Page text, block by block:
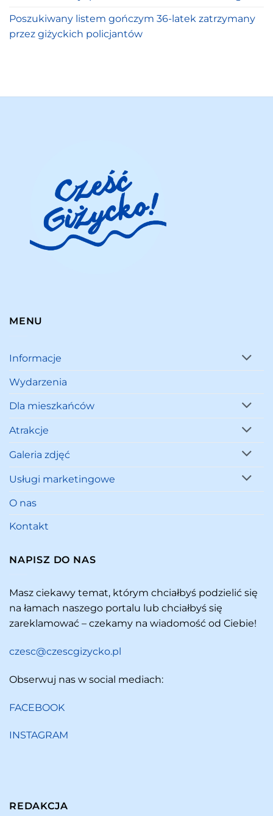
Poszukiwany listem gończym 36-latek zatrzymany
przez giżyckich policjantów
MENU
Informacje
Wydarzenia
Dla mieszkańców
Atrakcje
Galeria zdjęć
Usługi marketingowe
O nas
Kontakt
NAPISZ DO NAS
Masz ciekawy temat, którym chciałbyś podzielić się
na łamach naszego portalu lub chciałbyś się
zareklamować – czekamy na wiadomość od Ciebie!
czesc@czescgizycko.pl
Obserwuj nas w social mediach:
FACEBOOK
INSTAGRAM
REDAKCJA